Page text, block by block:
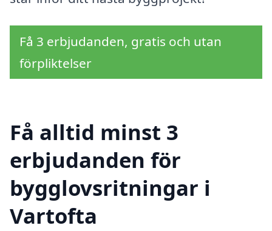
Få 3 erbjudanden, gratis och utan
förpliktelser
Få alltid minst 3
erbjudanden för
bygglovsritningar i
Vartofta